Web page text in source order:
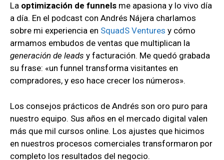
La optimización de funnels me apasiona y lo vivo día
a día. En el podcast con Andrés Nájera charlamos
sobre mi experiencia en SquadS Ventures y cómo
armamos embudos de ventas que multiplican la
generación de leads y facturación. Me quedó grabada
su frase: «un funnel transforma visitantes en
compradores, y eso hace crecer los números».
Los consejos prácticos de Andrés son oro puro para
nuestro equipo. Sus años en el mercado digital valen
más que mil cursos online. Los ajustes que hicimos
en nuestros procesos comerciales transformaron por
completo los resultados del negocio.